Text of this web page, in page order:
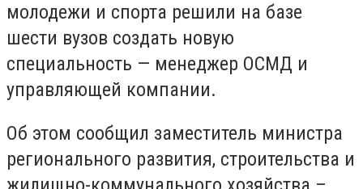
молодежи и спорта решили на базе
шести вузов создать новую
специальность — менеджер ОСМД и
управляющей компании.
Об этом сообщил заместитель министра
регионального развития, строительства и